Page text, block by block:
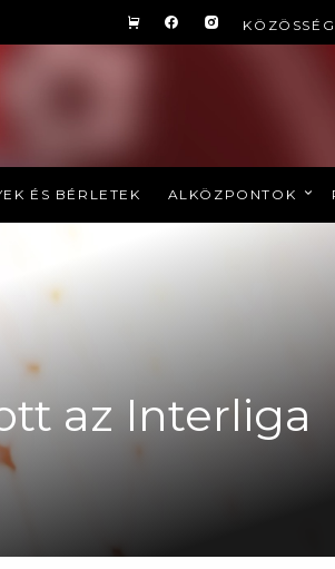
KÖZÖSSÉG
ÉS BÉRLETEK ALKÖZPONTOK
az Interliga